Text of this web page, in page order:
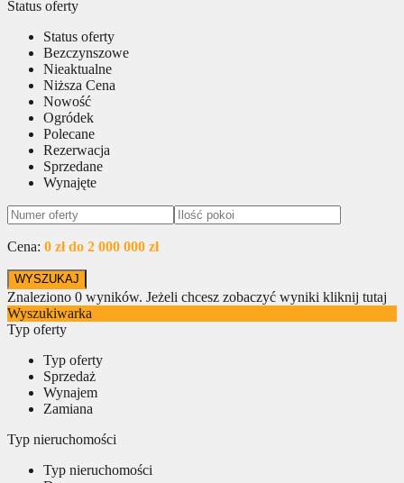
Status oferty
Status oferty
Bezczynszowe
Nieaktualne
Niższa Cena
Nowość
Ogródek
Polecane
Rezerwacja
Sprzedane
Wynajęte
Cena: 0 zł do 2 000 000 zł
Znaleziono 0 wyników. Jeżeli chcesz zobaczyć wyniki kliknij tutaj
Wyszukiwarka
Typ oferty
Typ oferty
Sprzedaż
Wynajem
Zamiana
Typ nieruchomości
Typ nieruchomości